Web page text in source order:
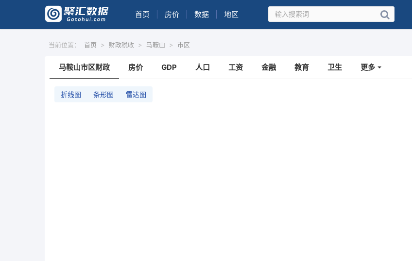
首页 房价 数据 地区
当前位置： 首页 > 财政税收 > 马鞍山 > 市区
马鞍山市区财政 房价 GDP 人口 工资 金融 教育 卫生 更多
折线图 条形图 雷达图